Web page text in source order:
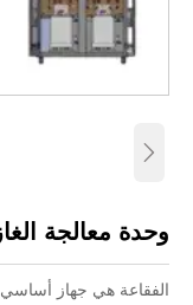

وحدة معالجة الغاز
الفقاعة هي جهاز أساسي